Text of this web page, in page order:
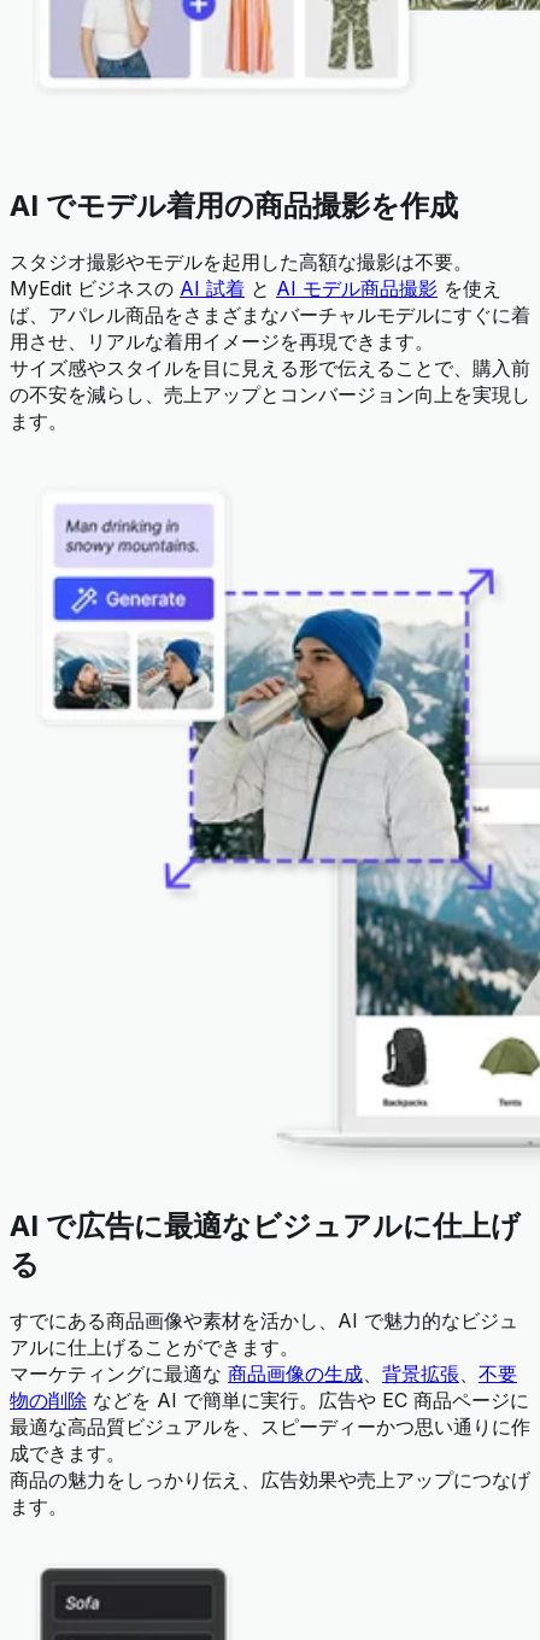
AI でモデル着用の商品撮影を作成
スタジオ撮影やモデルを起用した高額な撮影は不要。
MyEdit ビジネスの AI 試着 と AI モデル商品撮影 を使え
ば、アパレル商品をさまざまなバーチャルモデルにすぐに着
用させ、リアルな着用イメージを再現できます。
サイズ感やスタイルを目に見える形で伝えることで、購入前
の不安を減らし、売上アップとコンバージョン向上を実現し
ます。
AI で広告に最適なビジュアルに仕上げ
る
すでにある商品画像や素材を活かし、AI で魅力的なビジュ
アルに仕上げることができます。
マーケティングに最適な 商品画像の生成 背景拡張
不要
物の削除 などを AI で簡単に実行。広告や EC 商品ページに
最適な高品質ビジュアルを、スピーディーかつ思い通りに作
成できます。
商品の魅力をしっかり伝え、広告効果や売上アップにつなげ
ます。